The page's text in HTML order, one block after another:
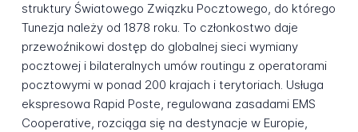
struktury Światowego Związku Pocztowego, do którego
Tunezja należy od 1878 roku. To członkostwo daje
przewoźnikowi dostęp do globalnej sieci wymiany
pocztowej i bilateralnych umów routingu z operatorami
pocztowymi w ponad 200 krajach i terytoriach. Usługa
ekspresowa Rapid Poste, regulowana zasadami EMS
Cooperative, rozciąga się na destynacje w Europie,